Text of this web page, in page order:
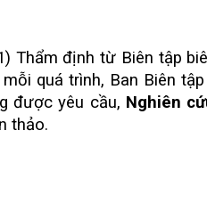
Thẩm định từ Biên tập
quá trình, Ban Biên
được yêu cầu, Nghiên
thảo.